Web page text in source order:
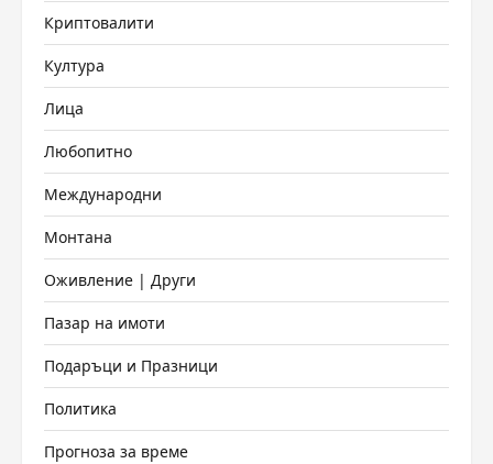
Криптовалити
Култура
Лица
Любопитно
Международни
Монтана
Оживление | Други
Пазар на имоти
Подаръци и Празници
Политика
Прогноза за време